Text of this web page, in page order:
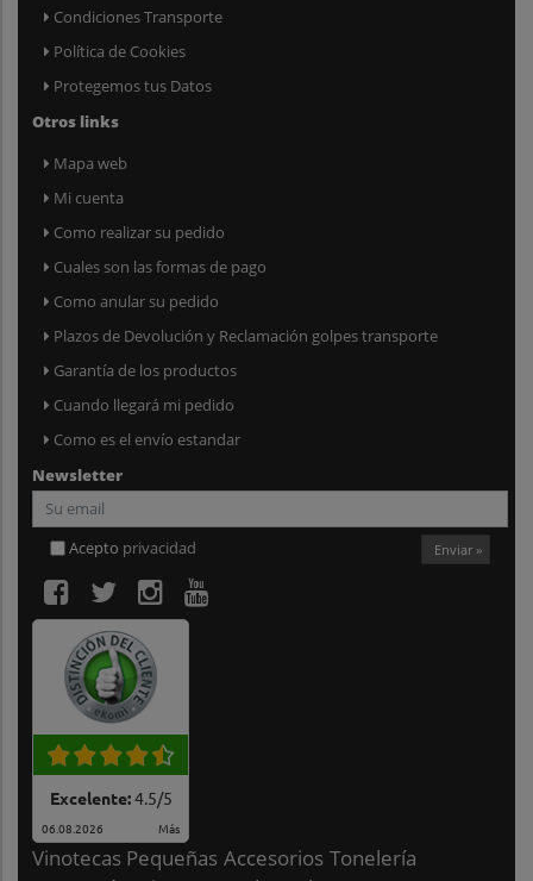
Condiciones Transporte
Política de Cookies
Protegemos tus Datos
Otros links
Mapa web
Mi cuenta
Como realizar su pedido
Cuales son las formas de pago
Como anular su pedido
Plazos de Devolución y Reclamación golpes transporte
Garantía de los productos
Cuando llegará mi pedido
Como es el envío estandar
Newsletter
Acepto privacidad Enviar »
Excelente:4.5/5
06.08.2026 Más
Vinotecas Pequeñas Accesorios Tonelería